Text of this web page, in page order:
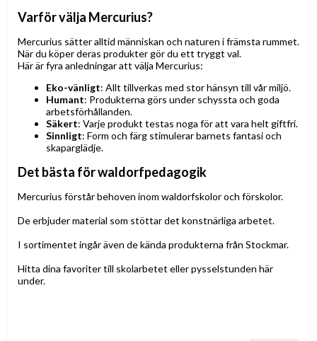
Varför välja Mercurius?
Mercurius sätter alltid människan och naturen i främsta rummet.
När du köper deras produkter gör du ett tryggt val.
Här är fyra anledningar att välja Mercurius:
Eko-vänligt: Allt tillverkas med stor hänsyn till vår miljö.
Humant: Produkterna görs under schyssta och goda
arbetsförhållanden.
Säkert: Varje produkt testas noga för att vara helt giftfri.
Sinnligt: Form och färg stimulerar barnets fantasi och
skaparglädje.
Det bästa för waldorfpedagogik
Mercurius förstår behoven inom waldorfskolor och förskolor.
De erbjuder material som stöttar det konstnärliga arbetet.
I sortimentet ingår även de kända produkterna från Stockmar.
Hitta dina favoriter till skolarbetet eller pysselstunden här
under.